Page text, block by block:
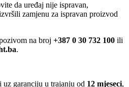
da uređaj nije ispravan,
zamjenu za ispravan proizvod
na broj +387 0 30 732 100 ili
.
uz garanciju u trajanju od 12 mjeseci,